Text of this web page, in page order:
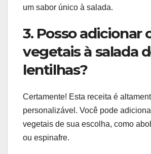
um sabor único à salada.
3. Posso adicionar
vegetais à salada
lentilhas?
Certamente! Esta receita é
personalizável. Você pode
vegetais de sua escolha, como
ou espinafre.